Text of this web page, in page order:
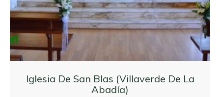
Iglesia De San Blas (Villaverde De La
Abadía)